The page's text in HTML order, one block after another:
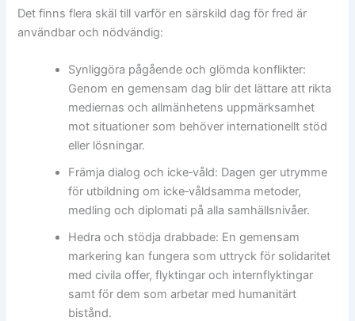
Det finns flera skäl till varför en särskild dag för fred är
användbar och nödvändig:
Synliggöra pågående och glömda konflikter:
Genom en gemensam dag blir det lättare att rikta
mediernas och allmänhetens uppmärksamhet
mot situationer som behöver internationellt stöd
eller lösningar.
Främja dialog och icke‑våld: Dagen ger utrymme
för utbildning om icke‑våldsamma metoder,
medling och diplomati på alla samhällsnivåer.
Hedra och stödja drabbade: En gemensam
markering kan fungera som uttryck för solidaritet
med civila offer, flyktingar och internflyktingar
samt för dem som arbetar med humanitärt
bistånd.